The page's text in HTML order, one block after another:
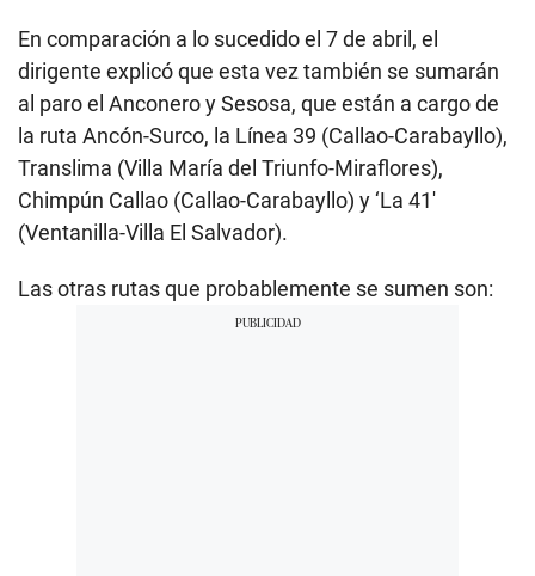
En comparación a lo sucedido el 7 de abril, el
dirigente explicó que esta vez también se sumarán
al paro el Anconero y Sesosa, que están a cargo de
la ruta Ancón-Surco, la Línea 39 (Callao-Carabayllo),
Translima (Villa María del Triunfo-Miraflores),
Chimpún Callao (Callao-Carabayllo) y ‘La 41′
(Ventanilla-Villa El Salvador).
Las otras rutas que probablemente se sumen son: